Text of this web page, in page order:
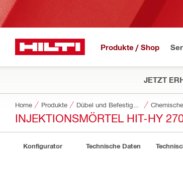
Produkte / Shop
JETZT
Home Produkte
INJEKTIONSMÖRTEL HIT-HY
Konfigurator Technische Daten